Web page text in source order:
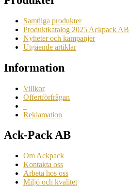
Samtliga produkter
Produktkatalog 2025 Ackpack AB
Nyheter och kampanjer
Utgående artiklar
Information
Villkor
Offertförfrågan
–
Reklamation
Ack-Pack AB
Om Ackpack
Kontakta oss
Arbeta hos oss
Miljö och kvalitet